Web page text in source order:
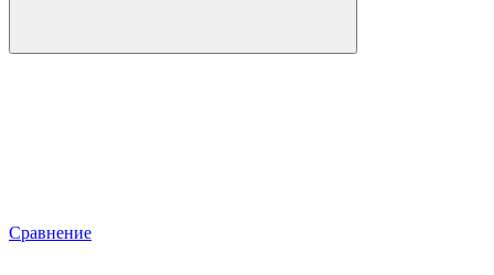
Сравнение